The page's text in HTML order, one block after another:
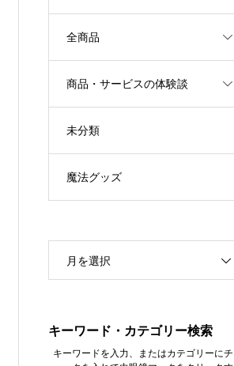
全商品
商品・サービスの体験談
未分類
魔法グッズ
月を選択
キーワード・カテゴリー検索
キーワードを入力、またはカテゴリーにチ